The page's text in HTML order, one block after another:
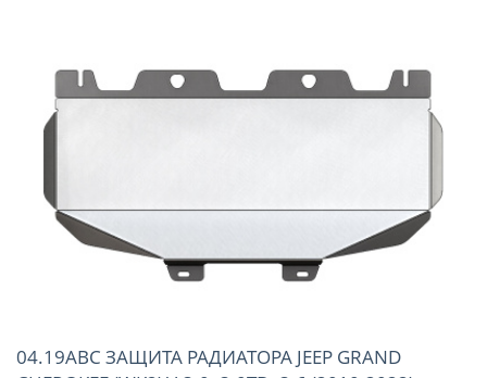
04.19ABC ЗАЩИТА РАДИАТОРА JEEP GRAND